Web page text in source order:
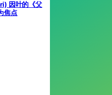
因叶的《父
焦点